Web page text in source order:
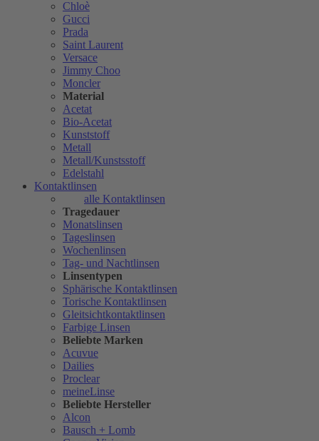
Chloè
Gucci
Prada
Saint Laurent
Versace
Jimmy Choo
Moncler
Material
Acetat
Bio-Acetat
Kunststoff
Metall
Metall/Kunstsstoff
Edelstahl
Kontaktlinsen
alle Kontaktlinsen
Tragedauer
Monatslinsen
Tageslinsen
Wochenlinsen
Tag- und Nachtlinsen
Linsentypen
Sphärische Kontaktlinsen
Torische Kontaktlinsen
Gleitsichtkontaktlinsen
Farbige Linsen
Beliebte Marken
Acuvue
Dailies
Proclear
meineLinse
Beliebte Hersteller
Alcon
Bausch + Lomb